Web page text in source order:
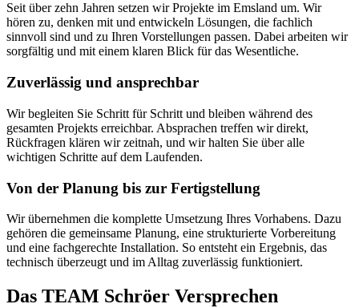
Seit über zehn Jahren setzen wir Projekte im Emsland um. Wir
hören zu, denken mit und entwickeln Lösungen, die fachlich
sinnvoll sind und zu Ihren Vorstellungen passen. Dabei arbeiten wir
sorgfältig und mit einem klaren Blick für das Wesentliche.
Zuverlässig und ansprechbar
Wir begleiten Sie Schritt für Schritt und bleiben während des
gesamten Projekts erreichbar. Absprachen treffen wir direkt,
Rückfragen klären wir zeitnah, und wir halten Sie über alle
wichtigen Schritte auf dem Laufenden.
Von der Planung bis zur Fertigstellung
Wir übernehmen die komplette Umsetzung Ihres Vorhabens. Dazu
gehören die gemeinsame Planung, eine strukturierte Vorbereitung
und eine fachgerechte Installation. So entsteht ein Ergebnis, das
technisch überzeugt und im Alltag zuverlässig funktioniert.
Das TEAM Schröer Versprechen